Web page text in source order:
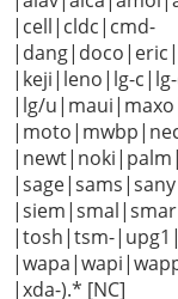
|cell|cldc|cmd-
|keji|leno|lg-
|lg/
|tosh|tsm-
|xda-).* [NC]